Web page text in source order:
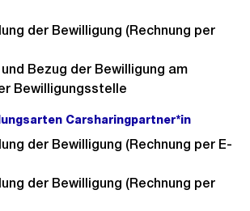
der Bewilligung (Rechnung per
Bezug der Bewilligung am
Bewilligungsstelle
Carsharingpartner*in
der Bewilligung (Rechnung per E-
der Bewilligung (Rechnung per